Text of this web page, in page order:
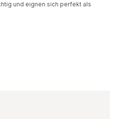
und eignen sich perfekt als